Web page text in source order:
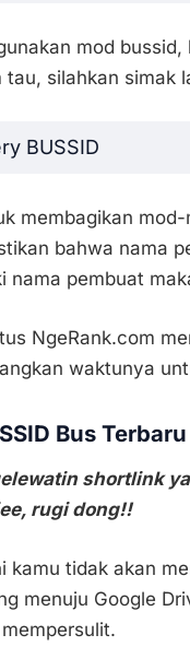
mod
silahkan simak
BUSSID
membagikan
bahwa nama
nama pembuat
NgeRank.com
waktunya
Bus
shortlink
rugi dong!!
kamu tidak akan
menuju Google